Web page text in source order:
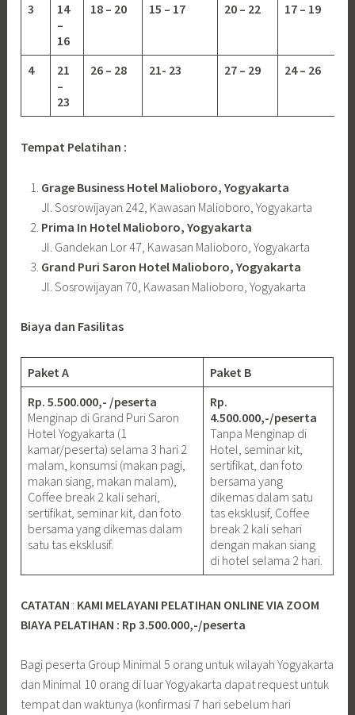
3
14
–
16
18 – 20 15 – 17 20 – 22 17 – 19
4
21
–
23
26 – 28 21- 23 27 – 29 24 – 26
Tempat Pelatihan :
Grage Business Hotel Malioboro, Yogyakarta
Jl. Sosrowijayan 242, Kawasan Malioboro, Yogyakarta
Prima In Hotel Malioboro, Yogyakarta
Jl. Gandekan Lor 47, Kawasan Malioboro, Yogyakarta
Grand Puri Saron Hotel Malioboro, Yogyakarta
Jl. Sosrowijayan 70, Kawasan Malioboro, Yogyakarta
Biaya dan Fasilitas
Paket A
Paket B
Rp. 5.500.000,- /peserta
Menginap di Grand Puri Saron
Hotel Yogyakarta (1
kamar/peserta) selama 3 hari 2
malam, konsumsi (makan pagi,
makan siang, makan malam),
Coffee break 2 kali sehari,
sertifikat, seminar kit, dan foto
bersama yang dikemas dalam
satu tas eksklusif.
Rp.
4.500.000,-/peserta
Tanpa Menginap di
Hotel, seminar kit,
sertifikat, dan foto
bersama yang
dikemas dalam satu
tas eksklusif, Coffee
break 2 kali sehari
dengan makan siang
di hotel selama 2 hari.
CATATAN : KAMI MELAYANI PELATIHAN ONLINE VIA ZOOM
BIAYA PELATIHAN : Rp 3.500.000,-/peserta
Bagi peserta Group Minimal 5 orang untuk wilayah Yogyakarta
dan Minimal 10 orang di luar Yogyakarta dapat request untuk
tempat dan waktunya (konfirmasi 7 hari sebelum hari